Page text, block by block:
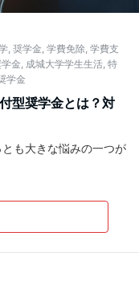
, 奨学金, 学費免除, 学費支
金, 成城大学学生生活, 特
学金
型奨学金とは？対
も大きな悩みの一つが